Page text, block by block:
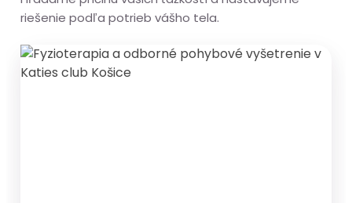
riešenie podľa potrieb vášho tela.